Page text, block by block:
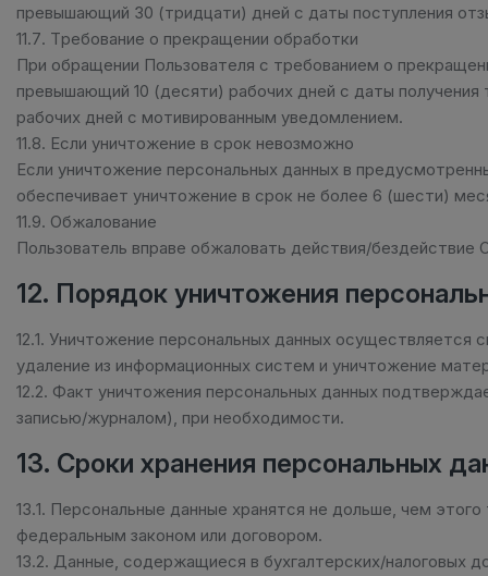
превышающий 30 (тридцати) дней с даты поступления
11.7. Требование о прекращении обработки
При обращении Пользователя с требованием о
превышающий 10 (десяти) рабочих дней с даты
рабочих дней с мотивированным уведомлением.
11.8. Если уничтожение в срок невозможно
Если уничтожение персональных данных в
обеспечивает уничтожение в срок не более 6 (шести)
11.9. Обжалование
Пользователь вправе обжаловать действия/
12. Порядок уничтожения
12.1. Уничтожение персональных данных
удаление из информационных систем и уничтожение
12.2. Факт уничтожения персональных данных
записью/журналом), при необходимости.
13. Сроки хранения персональных
13.1. Персональные данные хранятся не дольше, чем
федеральным законом или договором.
13.2. Данные, содержащиеся в бухгалтерских/налоговых